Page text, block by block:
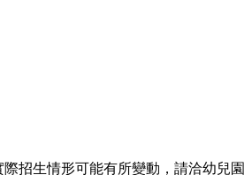
招生情形可能有所變動，請洽幼兒園